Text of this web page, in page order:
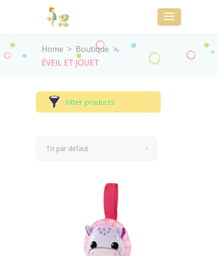
Home > Boutique >
ÉVEIL ET JOUET
Affichage de 1–9 sur 139 résultats
Tri par défaut
Ajouter au panier
Filter products